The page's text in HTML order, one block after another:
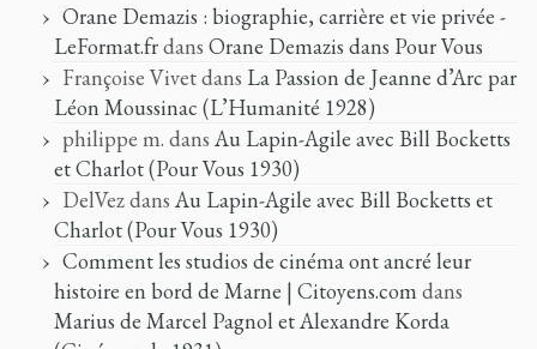
Orane Demazis : biographie, carrière et vie privée -
LeFormat.frdans Orane Demazis dans Pour Vous
Françoise Vivetdans La Passion de Jeanne d’Arc par
Léon Moussinac (L’Humanité 1928)
philippe m. dans Au Lapin-Agile avec Bill Bocketts
et Charlot (Pour Vous 1930)
DelVezdans Au Lapin-Agile avec Bill Bocketts et
Charlot (Pour Vous 1930)
Comment les studios de cinéma ont ancré leur
histoire en bord de Marne | Citoyens.comdans
Marius de Marcel Pagnol et Alexandre Korda